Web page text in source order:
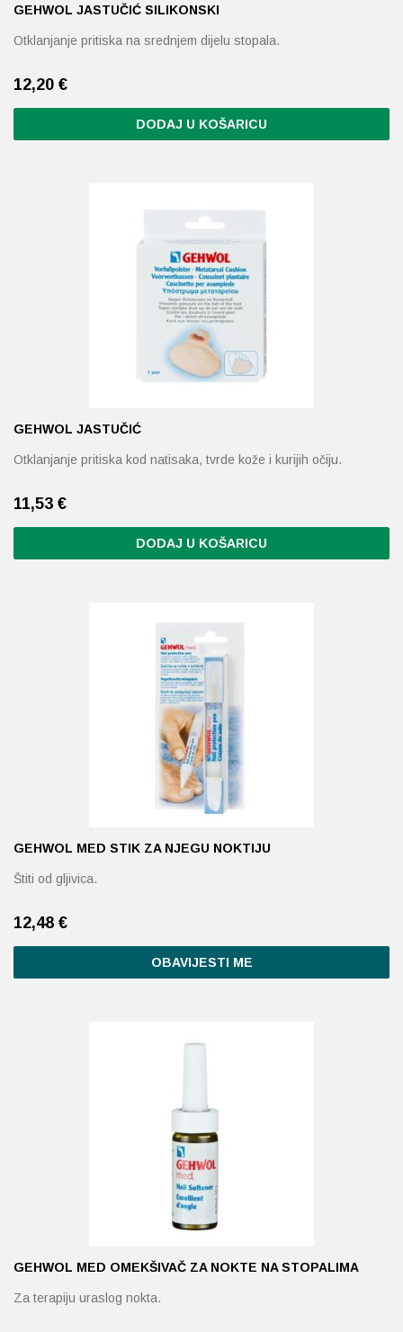
GEHWOL JASTUČIĆ SILIKONSKI
Otklanjanje pritiska na srednjem dijelu stopala.
12,20 €
DODAJ U KOŠARICU
GEHWOL JASTUČIĆ
Otklanjanje pritiska kod natisaka, tvrde kože i kurijih očiju.
11,53 €
DODAJ U KOŠARICU
GEHWOL MED STIK ZA NJEGU NOKTIJU
Štiti od gljivica.
12,48 €
OBAVIJESTI ME
GEHWOL MED OMEKŠIVAČ ZA NOKTE NA STOPALIMA
Za terapiju uraslog nokta.